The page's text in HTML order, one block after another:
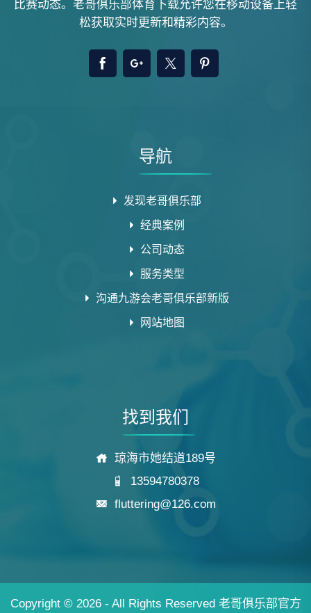
比赛动态。老哥俱乐部体育下载允许您在移动设备上轻
松获取实时更新和精彩内容。
导航
发现老哥俱乐部
经典案例
公司动态
服务类型
沟通九游会老哥俱乐部新版
网站地图
找到我们
琼海市她结道189号
13594780378
fluttering@126.com
Copyright © 2026 - All Rights Reserved 老哥俱乐部官方